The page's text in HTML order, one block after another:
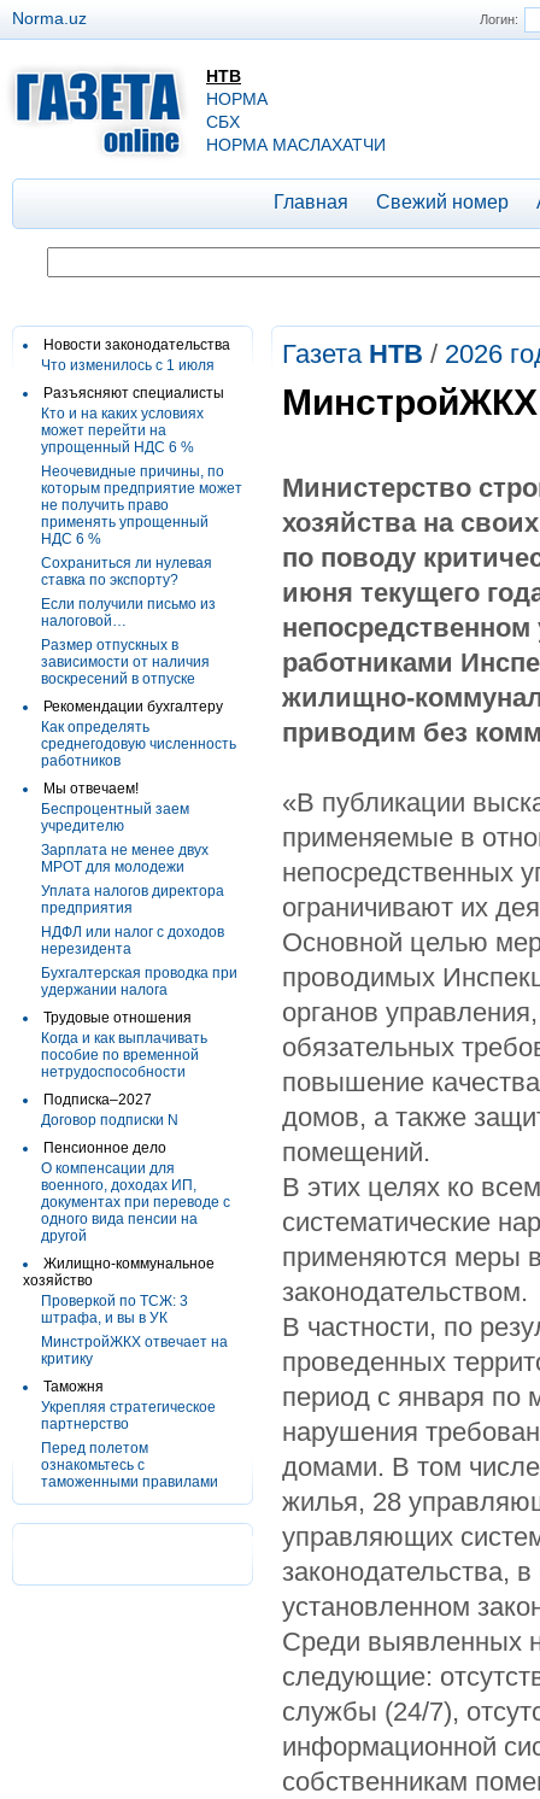
Логин:
Norma.uz
НТВ
НОРМА
СБХ
НОРМА МАСЛАХАТЧИ
Главная Свежий номер
Новости законодательства
Что изменилось с 1 июля
Разъясняют специалисты
Кто и на каких условиях
может перейти на
упрощенный НДС 6 %
Неочевидные причины, по
которым предприятие может
не получить право
применять упрощенный
НДС 6 %
Сохраниться ли нулевая
ставка по экспорту?
Если получили письмо из
налоговой…
Размер отпускных в
зависимости от наличия
воскресений в отпуске
Рекомендации бухгалтеру
Как определять
среднегодовую численность
работников
Мы отвечаем!
Беспроцентный заем
учредителю
Зарплата не менее двух
МРОТ для молодежи
Уплата налогов директора
предприятия
НДФЛ или налог с доходов
нерезидента
Бухгалтерская проводка при
удержании налога
Трудовые отношения
Когда и как выплачивать
пособие по временной
нетрудоспособности
Подписка–2027
Договор подписки N
Пенсионное дело
О компенсации для
военного, доходах ИП,
документах при переводе с
одного вида пенсии на
другой
Жилищно-коммунальное
хозяйство
Проверкой по ТСЖ: 3
штрафа, и вы в УК
МинстройЖКХ отвечает на
критику
Таможня
Укрепляя стратегическое
партнерство
Перед полетом
ознакомьтесь с
таможенными правилами
Газета НТВ / 2026
МинстройЖКХ
Министерство
хозяйства на
по поводу
июня текущего
работниками
жилищно-
приводим без
«В публикации
применяемые в
непосредственных
ограничивают их
Основной целью
проводимых
органов
обязательных
повышение
домов, а также
помещений.
В этих целях ко
систематические
применяются меры
законодательством.
В частности, по
проведенных
период с января по
нарушения
домами. В том числе
жилья, 28
управляющих
законодательства,
установленном
Среди выявленных
следующие:
службы (24/7),
информационной
собственникам